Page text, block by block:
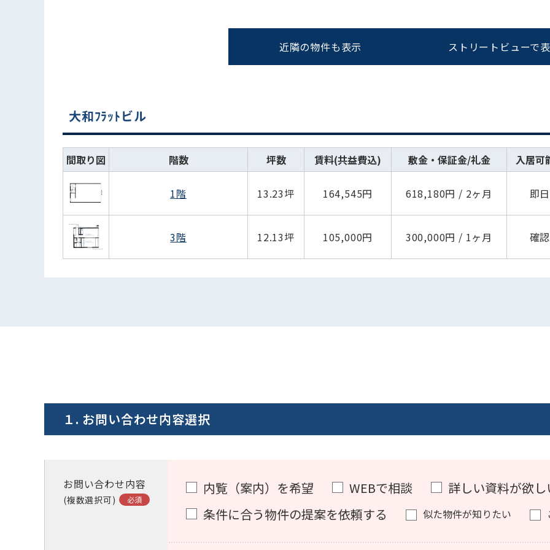
近隣の物件も表示 ストリートビューで
大和ﾌﾗｯﾄビル
間取り図 階数 坪数 賃料(共益費込) 敷金・保証金/礼金 入居可
1階 13.23坪 164,545円 618,180円 / 2ヶ月 即日
3階 12.13坪 105,000円 300,000円 / 1ヶ月 確認
１. お問い合わせ内容選択
お問い合わせ内容
(複数選択可)
内覧（案内）を希望 WEBで相談
詳しい資料が欲し
条件に合う物件の提案を依頼する
似た物件が知りたい